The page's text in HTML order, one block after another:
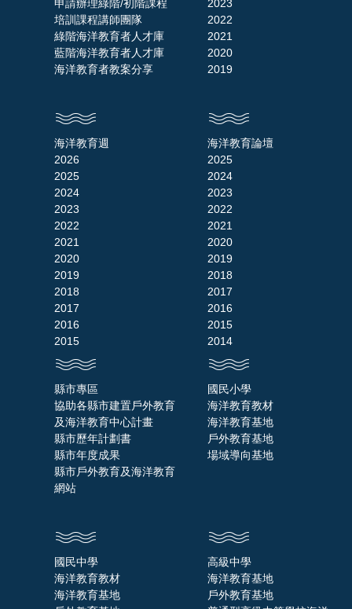
申請辦理綠階/初階課程
培訓課程講師團隊
綠階海洋教育者人才庫
藍階海洋教育者人才庫
海洋教育者教案分享
2023
2022
2021
2020
2019
海洋教育週
2026
2025
2024
2023
2022
2021
2020
2019
2018
2017
2016
2015
海洋教育論壇
2025
2024
2023
2022
2021
2020
2019
2018
2017
2016
2015
2014
縣市專區
協助各縣市建置戶外教育
及海洋教育中心計畫
縣市歷年計劃書
縣市年度成果
縣市戶外教育及海洋教育
網站
國民小學
海洋教育教材
海洋教育基地
戶外教育基地
場域導向基地
國民中學
海洋教育教材
海洋教育基地
高級中學
海洋教育基地
戶外教育基地